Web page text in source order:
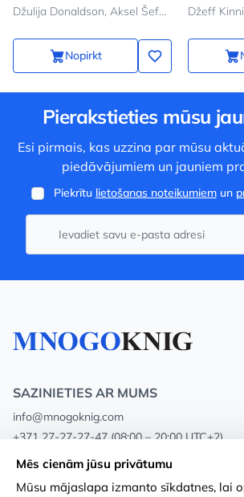
Džulija Donaldson, Aksel Šeffler
Nopirkt
Džeff Kinni
Pierakstieties mūsu
Esi pirmais, kas uzzina par mūsu
piedāvājumiem un jauniem
Piekrītu lietošanas noteikumiemun
SAZINIETIES AR MUMS
info@mnogoknig.com
+371 27-27-27-47 (08:00 – 20:00 UTC+2)
Rīga, Augusta Deglava 69d, LV-1082
Mēs cienām jūsu privātumu
Mūsu mājaslapa izmanto sīkdatnes, lai